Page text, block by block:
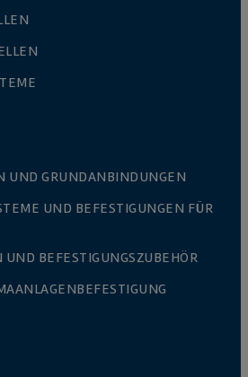
UND GRUNDANBINDUNGEN
UND BEFESTIGUNGEN FÜR
BEFESTIGUNGSZUBEHÖR